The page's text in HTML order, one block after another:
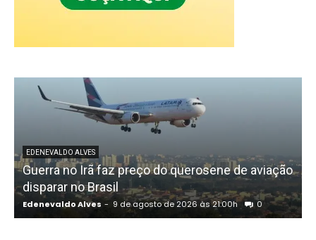
EDENEVALDO ALVES
Guerra no Irã faz preço do querosene de aviação
disparar no Brasil
Edenevaldo Alves - 9 de agosto de 2026 às 21:00h 0